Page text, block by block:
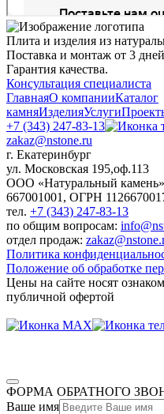
Плита и изделия из
Поставка и монтаж от 3
Гарантия качества.
Консультация специалиста
ГлавнаяО компанииКаталог
камняИзделияУслуги
+7 (343) 247-83-13
zakaz@nstone.ru
г. Екатеринбург
ул. Московская 195,оф.113
ООО «Натуральный
667001001, ОГРН
тел. +7 (343) 247-83-13
по общим вопросам:
отдел продаж:
Политика
Положение об обработке
Цены на сайте носят
публичной офертой
ФОРМА ОБРАТНОГО
Ваше имя